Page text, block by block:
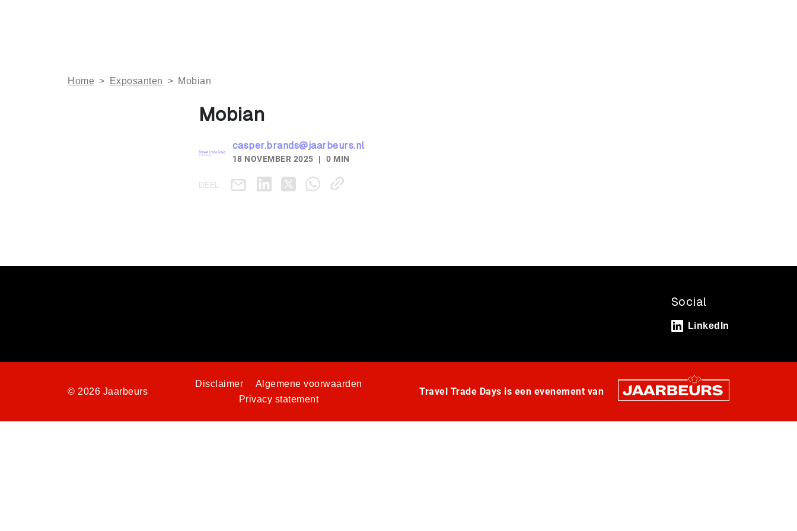
Home > Exposanten > Mobian
Mobian
casper.brands@jaarbeurs.nl
18 NOVEMBER 2025 0 MIN
DEEL
Social
LinkedIn
© 2026 Jaarbeurs
Disclaimer
Algemene voorwaarden
Privacy statement
Travel Trade Days is een evenement van